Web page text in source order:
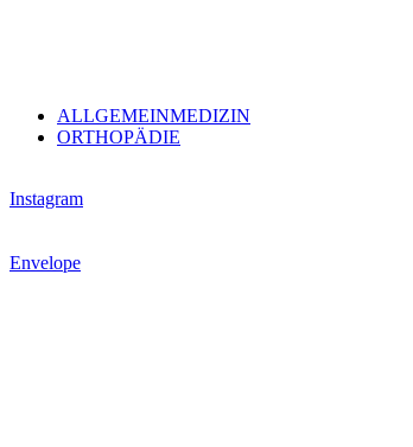
ALLGEMEINMEDIZIN
ORTHOPÄDIE
Instagram
Envelope